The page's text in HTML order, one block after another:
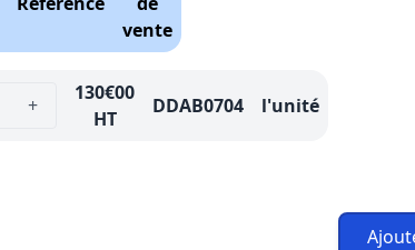
vente
+
130€00
HT
DDAB0704 l'unité